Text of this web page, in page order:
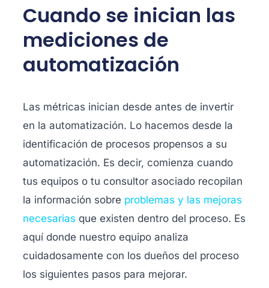
Cuando se inician las
mediciones de
automatización
Las métricas inician desde antes de invertir
en la automatización. Lo hacemos desde la
identificación de procesos propensos a su
automatización. Es decir, comienza cuando
tus equipos o tu consultor asociado recopilan
la información sobre problemas y las mejoras
necesarias que existen dentro del proceso. Es
aquí donde nuestro equipo analiza
cuidadosamente con los dueños del proceso
los siguientes pasos para mejorar.